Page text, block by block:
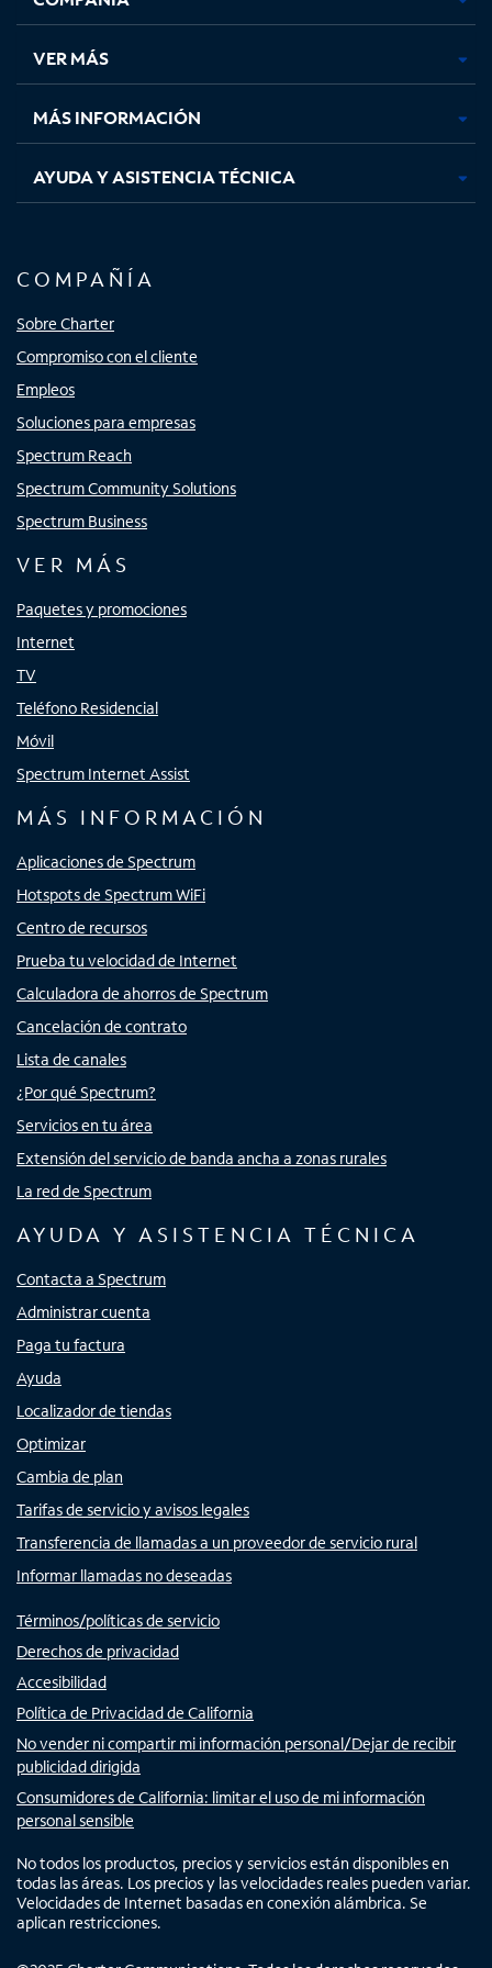
en
pestaña
nueva
en
pestaña
nueva
en
pestaña
nueva
en
nueva
VER MÁS
MÁS INFORMACIÓN
AYUDA Y ASISTENCIA TÉCNICA
COMPAÑÍA
Sobre Charter
Compromiso con el cliente
Empleos
Soluciones para empresas
Spectrum Reach
Spectrum Community Solutions
Spectrum Business
VER MÁS
Paquetes y promociones
Internet
TV
Teléfono Residencial
Móvil
Spectrum Internet Assist
MÁS INFORMACIÓN
Aplicaciones de Spectrum
Hotspots de Spectrum WiFi
Centro de recursos
Prueba tu velocidad de Internet
Calculadora de ahorros de Spectrum
Cancelación de contrato
Lista de canales
¿Por qué Spectrum?
Servicios en tu área
Extensión del servicio de banda ancha a zonas rurales
La red de Spectrum
AYUDA Y ASISTENCIA TÉCNICA
Contacta a Spectrum
Administrar cuenta
Paga tu factura
Ayuda
Localizador de tiendas
Optimizar
Cambia de plan
Tarifas de servicio y avisos legales
Transferencia de llamadas a un proveedor de servicio rural
Informar llamadas no deseadas
Términos/políticas de servicio
Derechos de privacidad
Accesibilidad
Política de Privacidad de California
No vender ni compartir mi información personal/Dejar de recibir
publicidad dirigida
Consumidores de California: limitar el uso de mi información
personal sensible
No todos los productos, precios y servicios están disponibles en
todas las áreas. Los precios y las velocidades reales pueden variar.
Velocidades de Internet basadas en conexión alámbrica. Se
aplican restricciones.